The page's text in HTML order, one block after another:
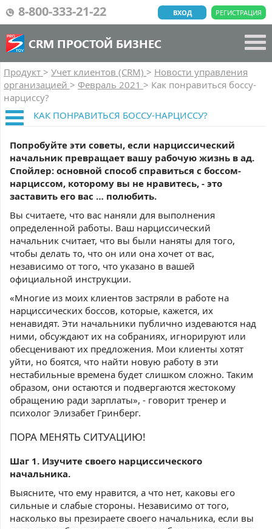
8-800-333-21-22 РЕГИСТРАЦИЯ
ВХОД
CRM ПРОСТОЙ БИЗНЕС
Продукт > Учет клиентов (CRM) > Новости управления
организацией > Февраль 2021 > Как понравиться боссу-
нарциссу?
КАК ПОНРАВИТЬСЯ БОССУ-НАРЦИССУ?
Попробуйте эти советы, если нарциссический
начальник превращает вашу рабочую жизнь в ад.
Спойлер: основной способ справиться с боссом-
нарциссом, которому вы не нравитесь, - это
заставить его вас … полюбить.
Вы считаете, что вас наняли для выполнения
определенной работы. Ваш нарциссический
начальник считает, что вы были наняты для того,
чтобы делать то, что он или она хочет от вас,
независимо от того, что указано в вашей
официальной инструкции.
«Многие из моих клиентов застряли в работе на
нарциссических боссов, которые, кажется, их
ненавидят. Эти начальники публично издеваются над
ними, обсуждают их на собраниях, игнорируют или
обесценивают их предложения. Мои клиенты хотят
уйти, но боятся, что найти новую работу в эти
нестабильные времена будет слишком сложно. Таким
образом, они остаются и подвергаются жестокому
обращению ради зарплаты», - говорит тренер и
психолог Элизабет Гринберг.
ПОРА МЕНЯТЬ СИТУАЦИЮ!
Шаг 1. Изучите своего нарциссического
начальника.
Выясните, что ему нравится, а что нет, каковы его
сильные и слабые стороны. Независимо от того,
насколько вы презираете своего начальника, если вы